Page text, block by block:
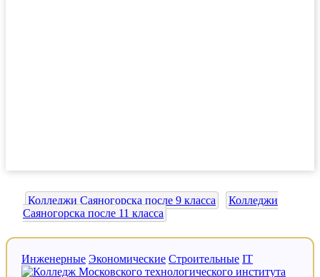
Колледжи Саяногорска после 9 класса
Колледжи
Саяногорска после 11 класса
Инженерные Экономические Строительные IT